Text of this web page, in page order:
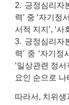
2. 긍정심리자
력’ 중 ‘자기정
서적 지지’, ‘
3. 긍정심리자
력’ 중 ‘자기정
‘일상관련 정서
요인 순으로 나
따라서, 치위생